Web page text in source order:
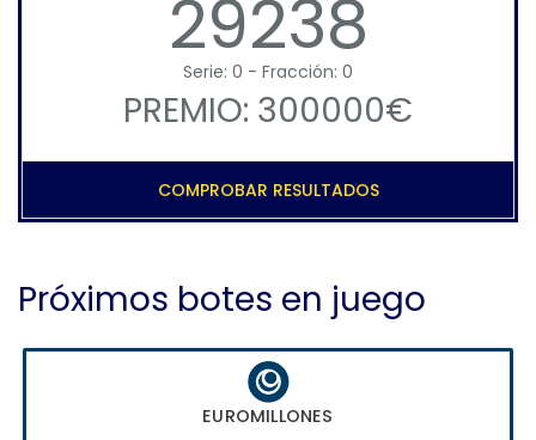
29238
Serie: 0 - Fracción: 0
PREMIO: 300000€
COMPROBAR RESULTADOS
Próximos botes en juego
EUROMILLONES